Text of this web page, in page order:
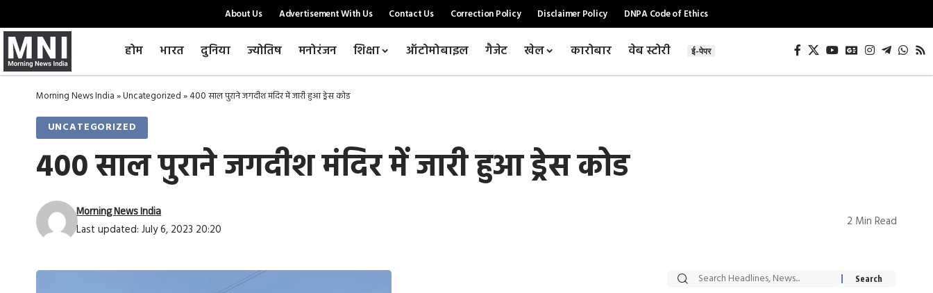
About Us Advertisement With Us Contact Us Correction Policy Disclaimer Policy DNPA Code of Ethics
होम भारत दुनिया ज्योतिष मनोरंजन शिक्षा ऑटोमोबाइल गैजेट खेल कारोबार वेब स्टोरी ई-पेपर
Morning News India»Uncategorized»400 साल पुराने जगदीश मंदिर में जारी हुआ ड्रेस कोड
UNCATEGORIZED
400 साल पुराने जगदीश मंदिर में जारी हुआ ड्रेस कोड
Last updated: July 6, 2023 20:20
Morning News India 2 Min Read
सट्टेबाजी में अरेस्ट हुए
रोज एक कच्चे लहसुन